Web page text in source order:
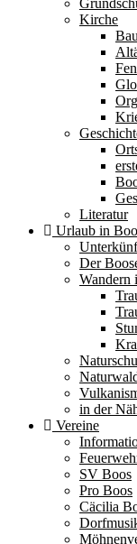
Kirche
Literatur
Urlaub in
Der
Wandern
in der
Vereine
SV Boos
Pro Boos
Cäcilia